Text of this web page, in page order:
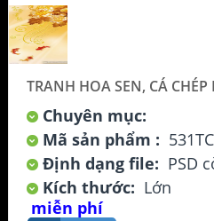
TRANH HOA SEN, CÁ
Chuyên mục:
Mã sản phẩm :
Định dạng file: PSD
Kích thước: Lớn
miễn phí